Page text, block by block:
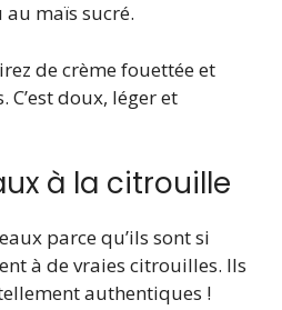
maïs sucré.
de crème fouettée et
doux, léger et
à la citrouille
parce qu’ils sont si
à de vraies citrouilles. Ils
authentiques !